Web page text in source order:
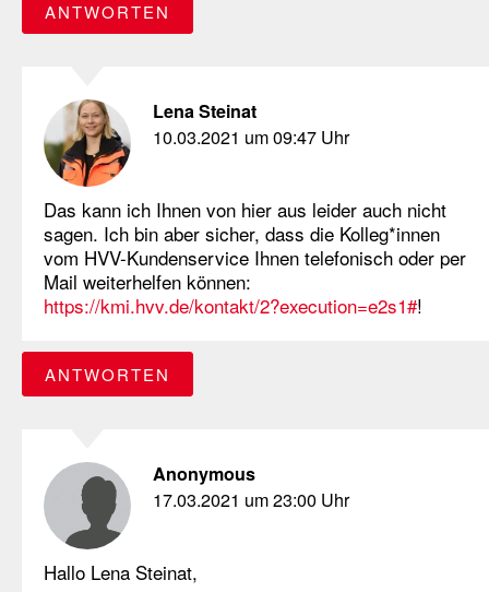
ANTWORTEN
Lena Steinat
10.03.2021 um 09:47 Uhr
Das kann ich Ihnen von hier aus leider auch nicht
sagen. Ich bin aber sicher, dass die Kolleg*innen
vom HVV-Kundenservice Ihnen telefonisch oder per
Mail weiterhelfen können:
https://kmi.hvv.de/kontakt/2?execution=e2s1#!
ANTWORTEN
Anonymous
17.03.2021 um 23:00 Uhr
Hallo Lena Steinat,